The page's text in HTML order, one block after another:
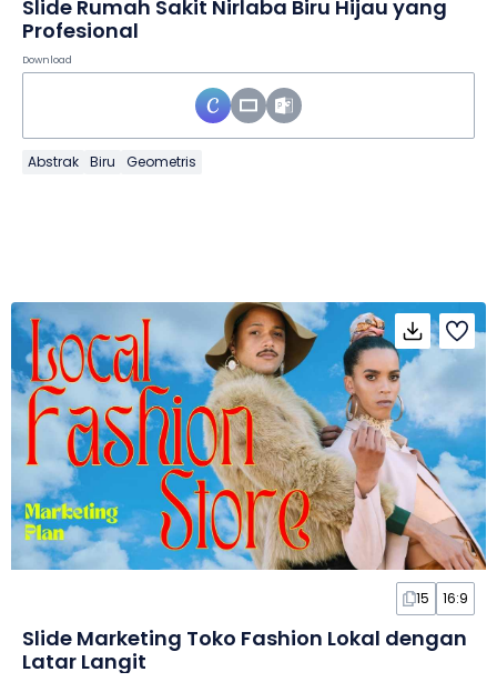
Slide Rumah Sakit Nirlaba Biru Hijau yang
Profesional
Download
Abstrak Biru Geometris
15 16:9
Slide Marketing Toko Fashion Lokal dengan
Latar Langit